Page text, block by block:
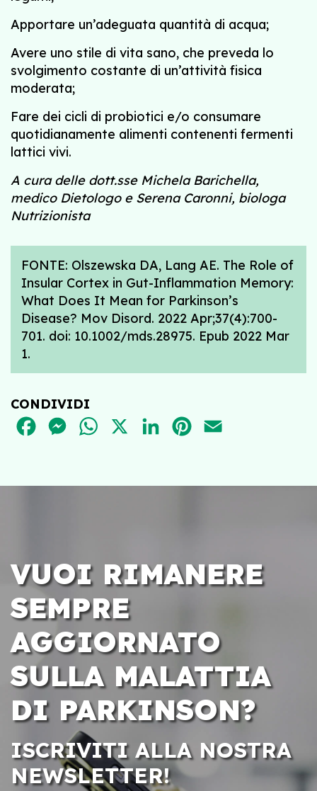
Apportare un’adeguata quantità di acqua;
Avere uno stile di vita sano, che preveda lo
svolgimento costante di un’attività fisica
moderata;
Fare dei cicli di probiotici e/o consumare
quotidianamente alimenti contenenti fermenti
lattici vivi.
A cura delle dott.sse Michela Barichella,
medico Dietologo e Serena Caronni, biologa
Nutrizionista
FONTE: Olszewska DA, Lang AE. The Role of
Insular Cortex in Gut-Inflammation Memory:
What Does It Mean for Parkinson’s
Disease? Mov Disord. 2022 Apr;37(4):700-
701. doi: 10.1002/mds.28975. Epub 2022 Mar
1.
CONDIVIDI
FACEBOOKMESSENGER
WHATSAPPLINKEDINPINTEREST
VUOI RIMANERE
SEMPRE
AGGIORNATO
SULLA MALATTIA
DI PARKINSON?
ISCRIVITI ALLA NOSTRA
NEWSLETTER!